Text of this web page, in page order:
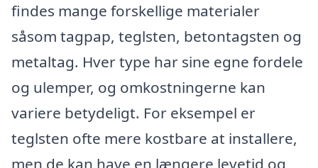
findes mange forskellige materialer
såsom tagpap, teglsten, betontagsten og
metaltag. Hver type har sine egne fordele
og ulemper, og omkostningerne kan
variere betydeligt. For eksempel er
teglsten ofte mere kostbare at installere,
men de kan have en længere levetid og